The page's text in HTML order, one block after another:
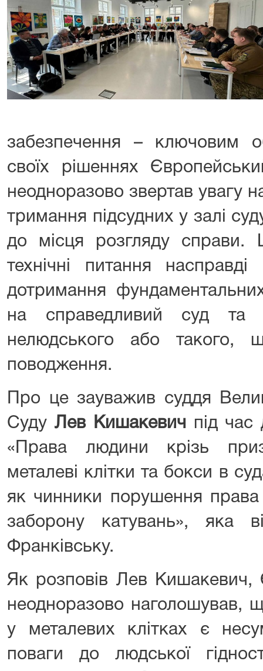
забезпечення – ключовим
своїх рішеннях
неодноразово звертав увагу
тримання підсудних у залі
до місця розгляду справи.
технічні питання
дотримання
на справедливий суд та
нелюдського або такого,
поводження.
Про це зауважив суддя
Суду Лев Кишакевич
під час
«Права людини крізь
металеві клітки та бокси в
як чинники порушення права
заборону катувань», яка
Франківську.
Як розповів Лев Кишакевич,
неодноразово наголошував,
у металевих клітках є
поваги до людської